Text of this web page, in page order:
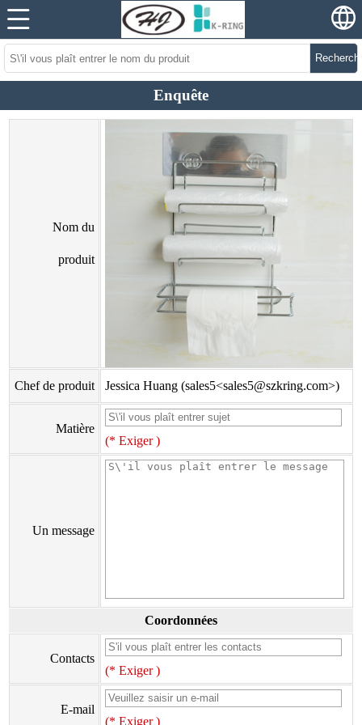
Enquête
Nom du
produit
Chef de produit Jessica Huang (sales5<sales5@szkring.com>)
Matière
(* Exiger )
Un message
Coordonnées
Contacts
(* Exiger )
E-mail
(* Exiger )